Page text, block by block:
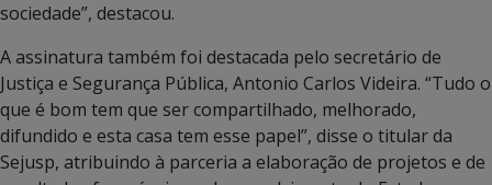
sociedade”, destacou.
A assinatura também foi destacada pelo secretário de
Justiça e Segurança Pública, Antonio Carlos Videira. “Tudo o
que é bom tem que ser compartilhado, melhorado,
difundido e esta casa tem esse papel”, disse o titular da
Sejusp, atribuindo à parceria a elaboração de projetos e de